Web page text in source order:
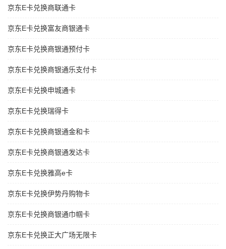
京东E卡兑换商联通卡
京东E卡兑换富友商银通卡
京东E卡兑换商银通预付卡
京东E卡兑换商银通乐支付卡
京东E卡兑换申城通卡
京东E卡兑换瑞得卡
京东E卡兑换商银通金和卡
京东E卡兑换商银通发达卡
京东E卡兑换雅高e卡
京东E卡兑换伊势丹购物卡
京东E卡兑换商银通巾帼卡
京东E卡兑换正大广场无限卡